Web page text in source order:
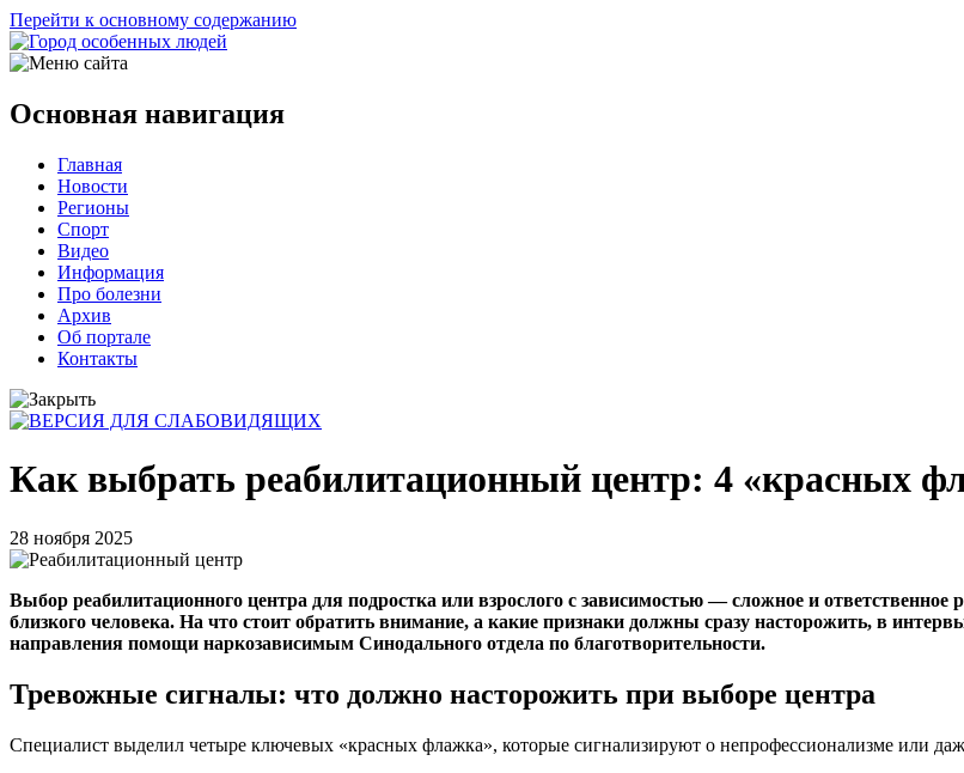
Перейти к основному содержанию
Основная навигация
Главная
Новости
Регионы
Спорт
Видео
Информация
Про болезни
Архив
Об портале
Контакты
Как выбрать реабилитационный центр: 4 «красных
28 ноября 2025
Выбор реабилитационного центра для подростка или взрослого с зависимостью — сложное и ответственное
близкого человека. На что стоит обратить внимание, а какие признаки должны сразу насторожить, в
направления помощи наркозависимым Синодального отдела по благотворительности.
Тревожные сигналы: что должно насторожить при выборе центра
Специалист выделил четыре ключевых «красных флажка», которые сигнализируют о непрофессионализме или